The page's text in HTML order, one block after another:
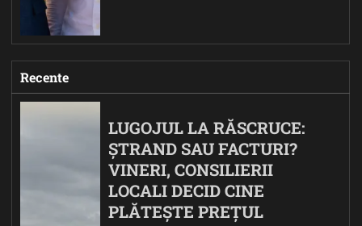
Recente
LUGOJUL LA RĂSCRUCE:
ȘTRAND SAU FACTURI?
VINERI, CONSILIERII
LOCALI DECID CINE
PLĂTEȘTE PREȚUL